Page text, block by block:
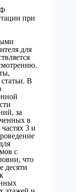
при
для
В
за
в
3 и
с
что
десяти